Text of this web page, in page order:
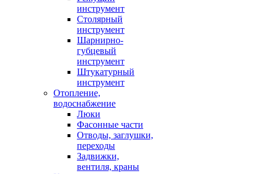
инструмент
Столярный
инструмент
Шарнирно-
губцевый
инструмент
Штукатурный
инструмент
Отопление,
водоснабжение
Люки
Фасонные части
Отводы, заглушки,
переходы
Задвижки,
вентиля, краны